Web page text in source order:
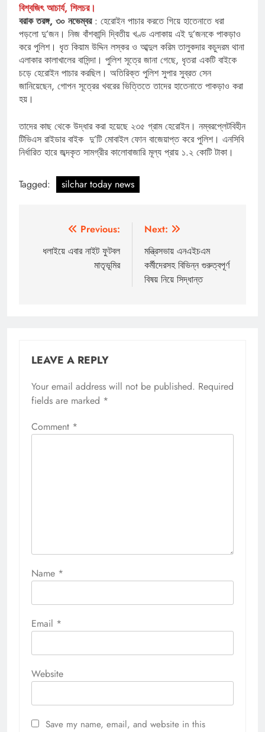
বিশ্বজিৎ আচার্য, শিলচর।
বরাক তরঙ্গ, ৩০ নভেম্বর: হেরোইন পাচার করতে গিয়ে হাতেনাতে ধরা
পড়লো দু’জন। নিজ বাঁশকান্দি দ্বিতীয় খণ্ড এলাকায় এই দু’জনকে পাকড়াও
করে পুলিশ। ধৃত কিয়াম উদ্দিন লস্কর ও আব্দুল করিম তালুকদার কচুদরম থানা
এলাকার কালাখালের বাসিন্দা। পুলিশ সূত্রে জানা গেছে, ধৃতরা একটি বাইকে
চড়ে হেরোইন পাচার করছিল। অতিরিক্ত পুলিশ সুপার সুব্রত সেন
জানিয়েছেন, গোপন সূত্রের খবরের ভিত্তিতে তাদের হাতেনাতে পাকড়াও করা
হয়।
তাদের কাছ থেকে উদ্ধার করা হয়েছে ২৩৫ গ্রাম হেরোইন। নম্বরপ্লেটবিহীন
টিভিএস রাইডার বাইক দু’টি মোবাইল ফোন বাজেয়াপ্ত করে পুলিশ। এনসিবি
নির্ধারিত হারে জব্দকৃত সামগ্রীর কালোবাজারি মূল্য প্রায় ১.২ কোটি টাকা।
Tagged: silchar today news
navigation
Previous:
ধলাইয়ে এবার নাইট ফুটবল
মাতৃভূমির
Next:
মন্ত্রিসভায় এনএইচএম
কর্মীদেরসহ বিভিন্ন গুরুত্বপূর্ণ
বিষয় নিয়ে সিদ্ধান্ত
LEAVE A REPLY
Your email address will not be published. Required
fields are marked *
Comment *
Name *
Email *
Website
Save my name, email, and website in this